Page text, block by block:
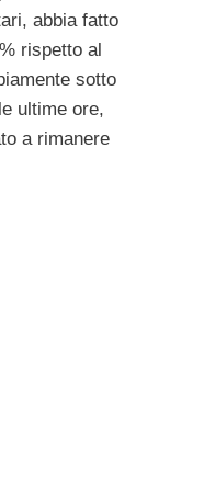
abbia fatto
rispetto al
sotto
ultime ore,
a rimanere